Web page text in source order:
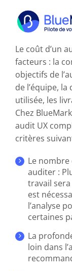
contenu
Expertises
Formations
Externalisation
Réalisations
Ressources
Société
Nous contacter
Le coût d’un
facteurs : la
objectifs de
de l’équipe,
utilisée, les
Chez
audit UX
critères
Le nombre
auditer :
travail
est
l’analyse
certaines
La
loin dans